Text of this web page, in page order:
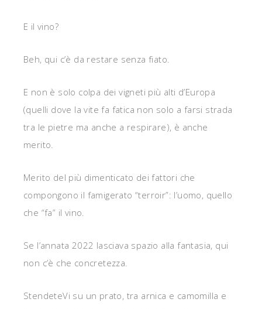
E il vino?
Beh, qui c’è da restare senza fiato.
E non è solo colpa dei vigneti più alti d’Europa
(quelli dove la vite fa fatica non solo a farsi strada
tra le pietre ma anche a respirare), è anche
merito.
Merito del più dimenticato dei fattori che
compongono il famigerato “terroir”: l’uomo, quello
che “fa” il vino.
Se l’annata 2022 lasciava spazio alla fantasia, qui
non c’è che concretezza.
StendeteVi su un prato, tra arnica e camomilla e